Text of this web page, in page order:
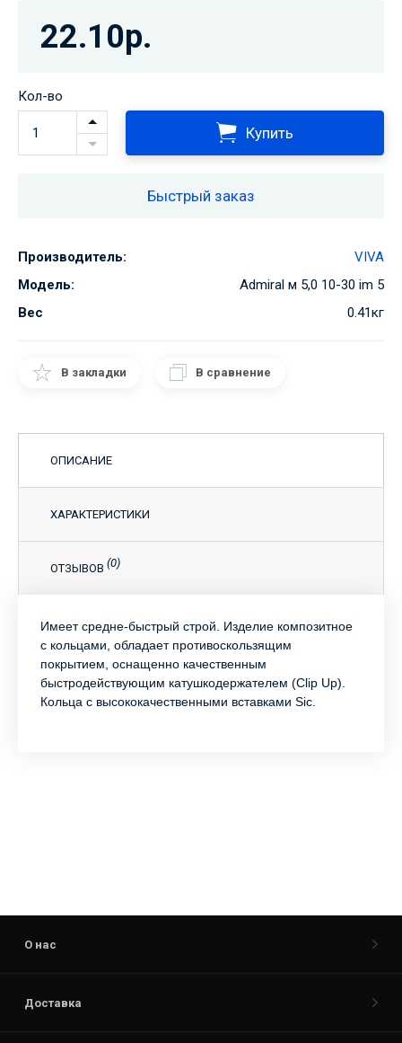
22.10р.
Кол-во
Купить
Быстрый заказ
Производитель:
VIVA
Модель:
Admiral м 5,0 10-30 im 5
Вес
0.41кг
В закладки В сравнение
ОПИСАНИЕ
ХАРАКТЕРИСТИКИ
ОТЗЫВОВ (0)
Имеет средне-быстрый строй. Изделие композитное
с кольцами, обладает противоскользящим
покрытием, оснащенно качественным
быстродействующим катушкодержателем (Clip Up).
Кольца с высококачественными вставками Sic.
О нас
Доставка